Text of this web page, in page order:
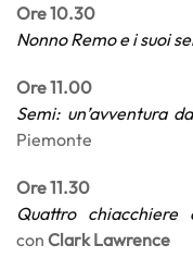
Ore 10.30
Nonno Remo e i suoi
Ore 11.00
Semi: un’avventura
Piemonte
Ore 11.30
Quattro
con Clark Lawrence